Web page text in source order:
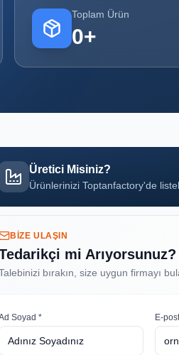
Toplam Ürün
0+
Üretici Misiniz?
Ürünlerinizi Toptanfactory'de
BIZE ULAŞIN
mi Arıyorsunuz?
bırakın, size uygun firmayı
Soyad * E-